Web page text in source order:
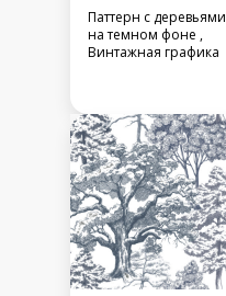
Паттерн с деревьями
на темном фоне ,
Винтажная графика